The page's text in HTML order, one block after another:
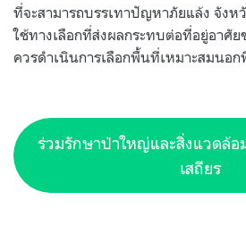
ที่จะสามารถบรรเทาปัญหาภัยแล้ง จัง
ใช้ทางเลือกที่ส่งผลกระทบต่อที่อยู่อาศัย
ควรดำเนินการเลือกพื้นที่เหมาะสมนอ
ร่วมรักษาป่าใหญ่และสิ่งแวดล้
เสถียร